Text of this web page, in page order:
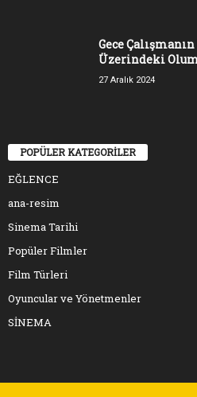
Gece
Üzerindeki
27 Aralık 2024
POPÜLER KATEGORİLER
EĞLENCE
ana-resim
Sinema Tarihi
Popüler Filmler
Film Türleri
Oyuncular ve Yönetmenler
SİNEMA